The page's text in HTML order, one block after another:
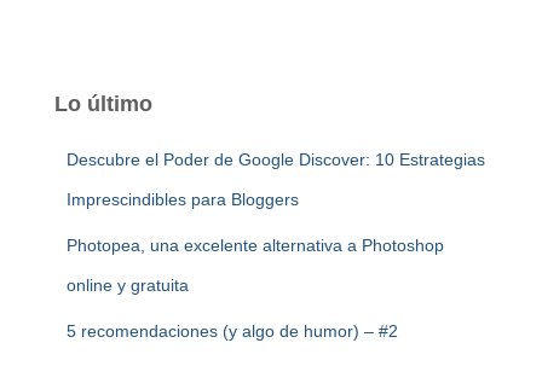
Lo último
Descubre el Poder de Google Discover: 10 Estrategias
Imprescindibles para Bloggers
Photopea, una excelente alternativa a Photoshop
online y gratuita
5 recomendaciones (y algo de humor) – #2